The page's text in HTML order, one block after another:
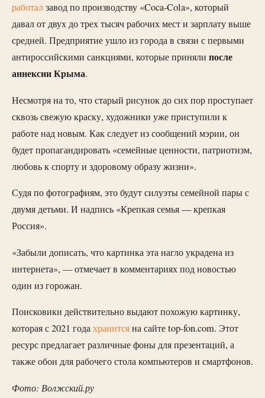
работалзавод по производству «Coca-Cola», который
давал от двух до трех тысяч рабочих мест и зарплату выше
средней. Предприятие ушло из города в связи с первыми
антироссийскими санкциями, которые приняли после
аннексии Крыма.
Несмотря на то, что старый рисунок до сих пор проступает
сквозь свежую краску, художники уже приступили к
работе над новым. Как следует из сообщений мэрии, он
будет пропагандировать «семейные ценности, патриотизм,
любовь к спорту и здоровому образу жизни».
Судя по фотографиям, это будут силуэты семейной пары с
двумя детьми. И надпись «Крепкая семья — крепкая
Россия».
«Забыли дописать, что картинка эта нагло украдена из
интернета», — отмечает в комментариях под новостью
один из горожан.
Поисковики действительно выдают похожую картинку,
которая с 2021 годахранитсяна сайте top-fon.com. Этот
ресурс предлагает различные фоны для презентаций, а
также обои для рабочего стола компьютеров и смартфонов.
Фото: Волжский.ру